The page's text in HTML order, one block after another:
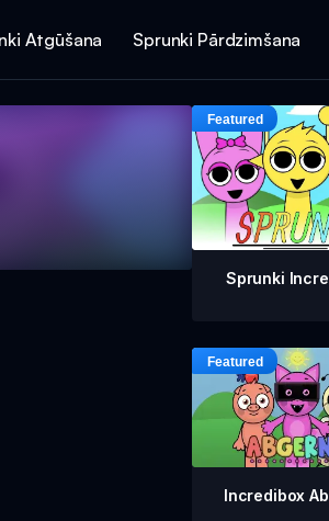
Atgūšana Sprunki Pārdzimšana
Sprunki
Incredibox